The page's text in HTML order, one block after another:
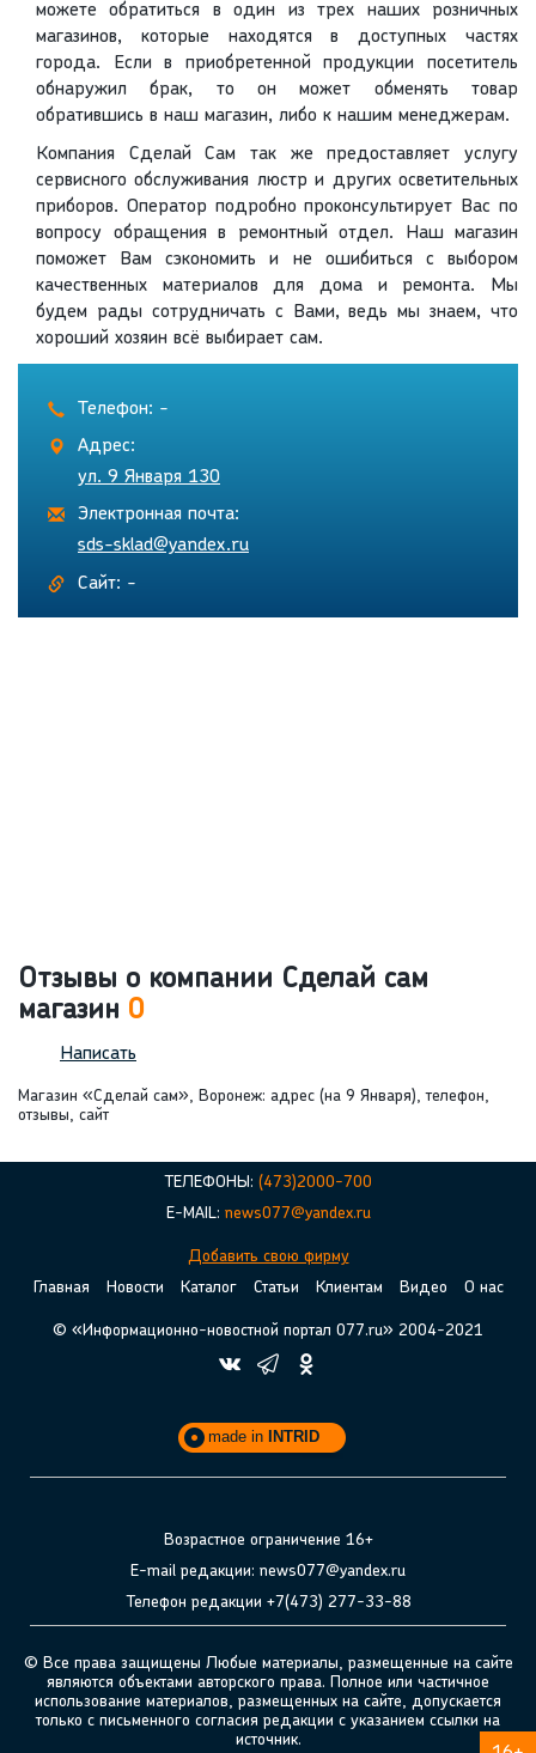
можете обратиться в один из трех наших розничных
магазинов, которые находятся в доступных частях
города. Если в приобретенной продукции посетитель
обнаружил брак, то он может обменять товар
обратившись в наш магазин, либо к нашим менеджерам.
Компания Сделай Сам так же предоставляет услугу
сервисного обслуживания люстр и других осветительных
приборов. Оператор подробно проконсультирует Вас по
вопросу обращения в ремонтный отдел. Наш магазин
поможет Вам сэкономить и не ошибиться с выбором
качественных материалов для дома и ремонта. Мы
будем рады сотрудничать с Вами, ведь мы знаем, что
хороший хозяин всё выбирает сам.
Телефон: -
Адрес:
ул. 9 Января 130
Электронная почта:
sds-sklad@yandex.ru
Сайт: -
Отзывы о компании Сделай сам
магазин 0
Написать
Магазин «Сделай сам», Воронеж: адрес (на 9 Января), телефон,
отзывы, сайт
ТЕЛЕФОНЫ: (473)2000-700
E-MAIL: news077@yandex.ru
Добавить свою фирму
Главная
Новости Каталог Статьи Клиентам Видео О нас
© «Информационно-новостной портал 077.ru» 2004-2021
made in INTRID
Возрастное ограничение 16+
E-mail редакции: news077@yandex.ru
Телефон редакции +7(473) 277-33-88
© Все права защищены Любые материалы, размещенные на сайте
являются объектами авторского права. Полное или частичное
использование материалов, размещенных на сайте, допускается
только с письменного согласия редакции с указанием ссылки на
источник.